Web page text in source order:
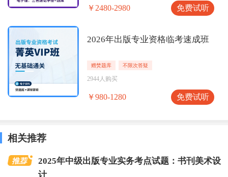
￥2480-2980 免费试听
2026年出版专业资格临考速成班
赠焚题库 不限次答疑
2944人购买
￥980-1280 免费试听
相关推荐
2025年中级出版专业实务考点试题：书刊美术设
计